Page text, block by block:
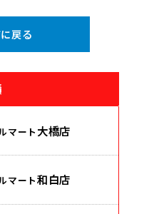
戻る
マート 大橋店
マート和白店